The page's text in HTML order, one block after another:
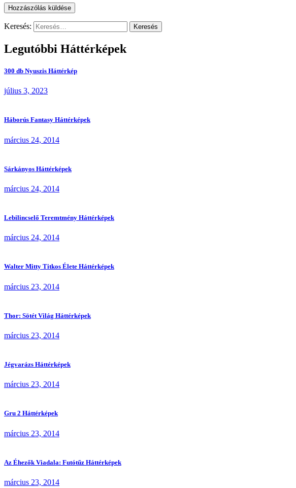
Keresés:
Legutóbbi Háttérképek
300 db Nyuszis Háttérkép
július 3, 2023
Háborús Fantasy Háttérképek
március 24, 2014
Sárkányos Háttérképek
március 24, 2014
Lebilincselő Teremtmény Háttérképek
március 24, 2014
Walter Mitty Titkos Élete Háttérképek
március 23, 2014
Thor: Sötét Világ Háttérképek
március 23, 2014
Jégvarázs Háttérképek
március 23, 2014
Gru 2 Háttérképek
március 23, 2014
Az Éhezők Viadala: Futótűz Háttérképek
március 23, 2014